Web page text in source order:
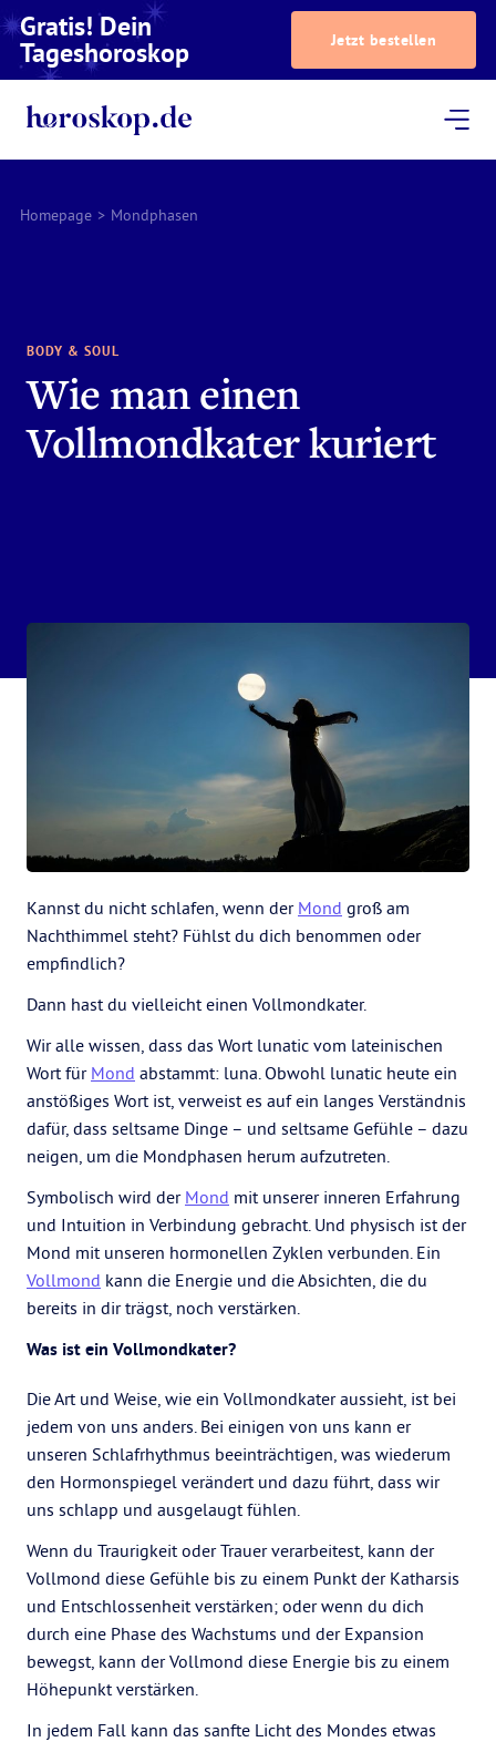
Gratis! Dein
Tageshoroskop Jetzt bestellen
Homepage > Mondphasen
BODY & SOUL
Wie man einen
Vollmondkater kuriert
Kannst du nicht schlafen, wenn der Mond groß am
Nachthimmel steht? Fühlst du dich benommen oder
empfindlich?
Dann hast du vielleicht einen Vollmondkater.
Wir alle wissen, dass das Wort lunatic vom lateinischen
Wort für Mond abstammt: luna. Obwohl lunatic heute ein
anstößiges Wort ist, verweist es auf ein langes Verständnis
dafür, dass seltsame Dinge – und seltsame Gefühle – dazu
neigen, um die Mondphasen herum aufzutreten.
Symbolisch wird der Mond mit unserer inneren Erfahrung
und Intuition in Verbindung gebracht. Und physisch ist der
Mond mit unseren hormonellen Zyklen verbunden. Ein
Vollmond kann die Energie und die Absichten, die du
bereits in dir trägst, noch verstärken.
Was ist ein Vollmondkater?
Die Art und Weise, wie ein Vollmondkater aussieht, ist bei
jedem von uns anders. Bei einigen von uns kann er
unseren Schlafrhythmus beeinträchtigen, was wiederum
den Hormonspiegel verändert und dazu führt, dass wir
uns schlapp und ausgelaugt fühlen.
Wenn du Traurigkeit oder Trauer verarbeitest, kann der
Vollmond diese Gefühle bis zu einem Punkt der Katharsis
und Entschlossenheit verstärken; oder wenn du dich
durch eine Phase des Wachstums und der Expansion
bewegst, kann der Vollmond diese Energie bis zu einem
Höhepunkt verstärken.
In jedem Fall kann das sanfte Licht des Mondes etwas